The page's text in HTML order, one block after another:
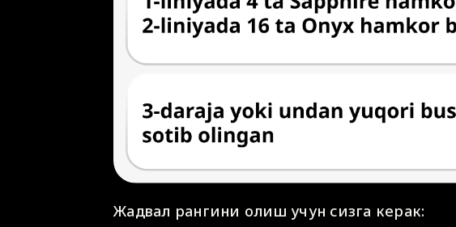
Жадвал рангини олиш учун сизга керак: